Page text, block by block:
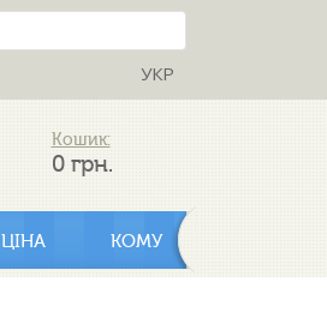
УКР
Кошик:
0 грн.
ЦІНА КОМУ